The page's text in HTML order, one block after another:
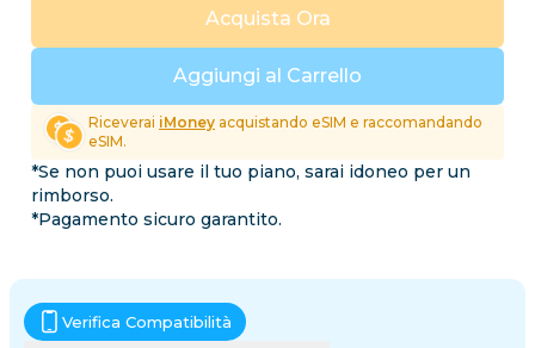
Aggiungi al Carrello
Acquista Ora
Riceverai iMoney acquistando eSIM e raccomandando
eSIM.
*Se non puoi usare il tuo piano, sarai idoneo per un
rimborso.
*Pagamento sicuro garantito.
Verifica Compatibilità